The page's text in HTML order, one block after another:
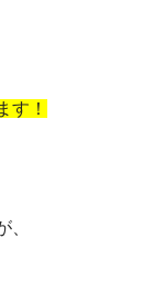
す！
、